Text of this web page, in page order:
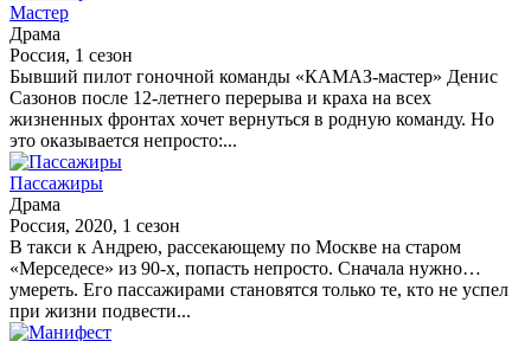
Мастер
Драма
Россия, 1 сезон
Бывший пилот гоночной команды «КАМАЗ-мастер» Денис
Сазонов после 12-летнего перерыва и краха на всех
жизненных фронтах хочет вернуться в родную команду. Но
это оказывается непросто:...
Пассажиры
Драма
Россия, 2020, 1 сезон
В такси к Андрею, рассекающему по Москве на старом
«Мерседесе» из 90-х, попасть непросто. Сначала нужно…
умереть. Его пассажирами становятся только те, кто не успел
при жизни подвести...